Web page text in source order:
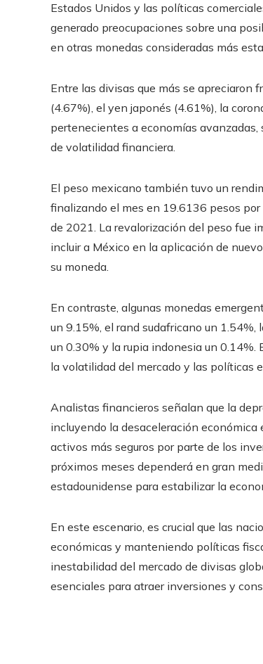
Estados Unidos y las políticas
generado preocupaciones sobre una
en otras monedas consideradas más
Entre las divisas que más se apreciaron
(4.67%), el yen japonés (4.61%), la
pertenecientes a economías
de volatilidad financiera.
El peso mexicano también tuvo un
finalizando el mes en 19.6136 pesos
de 2021. La revalorización del peso fue
incluir a México en la aplicación de
su moneda.
En contraste, algunas monedas
un 9.15%, el rand sudafricano un
un 0.30% y la rupia indonesia un
la volatilidad del mercado y las políticas
Analistas financieros señalan que la
incluyendo la desaceleración
activos más seguros por parte de los
próximos meses dependerá en gran
estadounidense para estabilizar la
En este escenario, es crucial que las
económicas y manteniendo políticas
inestabilidad del mercado de divisas
esenciales para atraer inversiones y